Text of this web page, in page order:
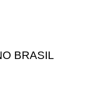
BRASIL